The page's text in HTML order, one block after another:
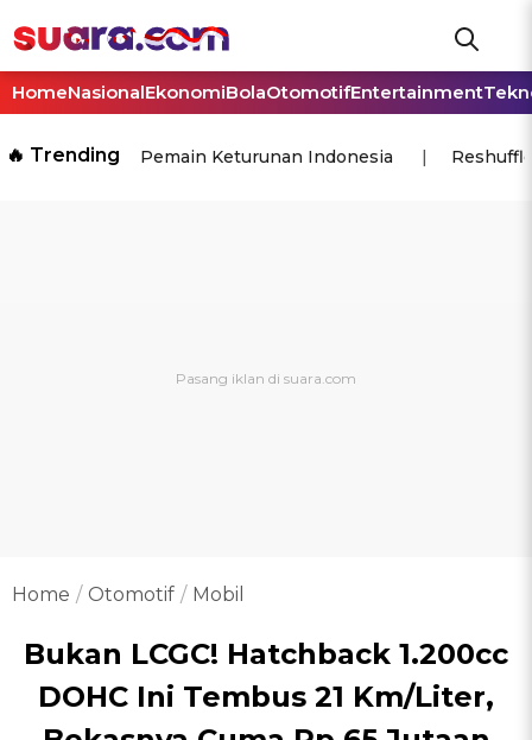
HomeNasionalEkonomiBolaOtomotifEntertainment
🔥 Trending Pemain Keturunan Indonesia
Home Otomotif Mobil
Bukan LCGC! Hatchback 1.200cc
DOHC Ini Tembus 21 Km/Liter,